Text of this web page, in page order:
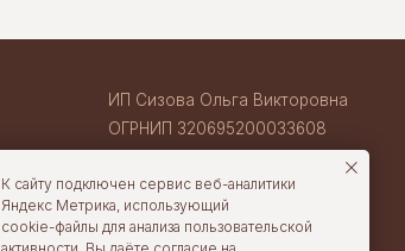
К сайту подключен сервис веб-аналитики
Яндекс Метрика, использующий
cookie-файлы для анализа пользовательской